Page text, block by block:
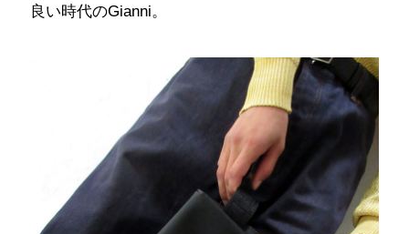
良い時代のGianni。